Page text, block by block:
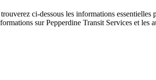
ci-dessous les informations
sur Pepperdine Transit Services et les